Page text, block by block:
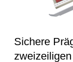
Sichere